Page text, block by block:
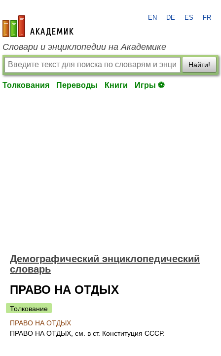
academic.ru
EN DE ES FR
Словари и энциклопедии на Академике
Найти!
Толкования Переводы Книги Игры ⚽
Демографический энциклопедический
словарь
ПРАВО НА OТДЫХ
Толкование
ПРАВО НА OТДЫХ
ПРАВО НА OТДЫХ, см. в ст. Конституция СССР.